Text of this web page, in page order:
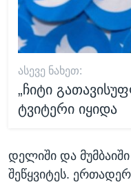
ᲐᲡᲔᲕᲔ ᲜᲐᲮᲔᲗ:
„ჩიტი
ტვიტერი იყიდა
დელიში და
შეწყვიტეს.